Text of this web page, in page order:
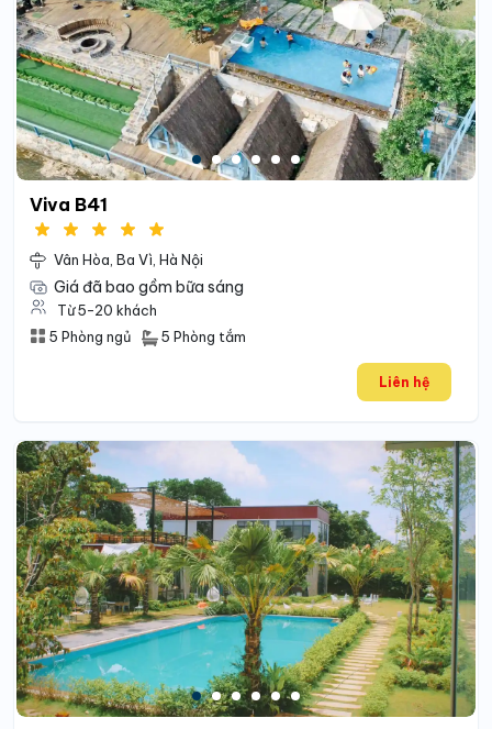
Viva B41
Vân Hòa, Ba Vì, Hà Nội
Giá đã bao gồm bữa sáng
Từ 5-20 khách
5 Phòng ngủ
5 Phòng tắm
Liên hệ